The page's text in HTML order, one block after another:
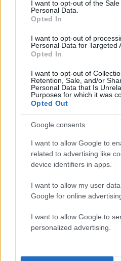
I want to opt-out of the
Personal Data.
Opted In
I want to opt-out of
Personal Data for Targeted
Opted In
I want to opt-out of
Retention, Sale, and/or
Personal Data that Is
Purposes for which it was
Opted Out
Google consents
I want to allow Google to
related to advertising like
device identifiers in apps.
I want to allow my user
Google for online
I want to allow Google to
personalized advertising.
Σχόλια
Σέρρες: Βίντεο
ντοκουμέντο από το
και γιο – Ο οδηγός του
φορτηγού κατέγραψε τη
σύγκρουση